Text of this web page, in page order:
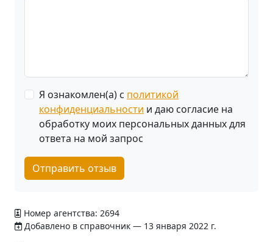
Я ознакомлен(а) с политикой
конфиденциальности и даю согласие на
обработку моих персональных данных для
ответа на мой запрос
Отправить отзыв
Номер агентства: 2694
Добавлено в справочник — 13 января 2022 г.